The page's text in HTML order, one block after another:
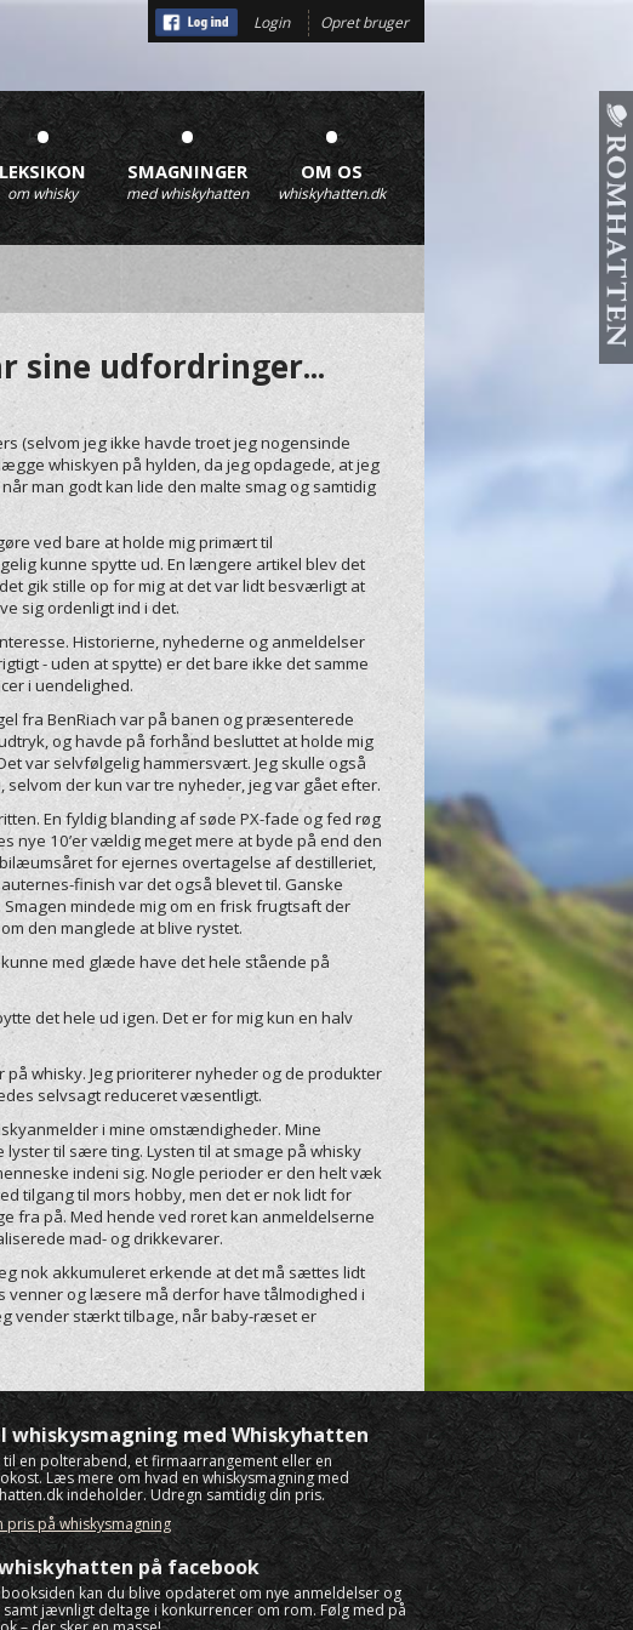
Login Opret bruger
•
LEKSIKON
om whisky
•
SMAGNINGER
med whiskyhatten
•
OM OS
whiskyhatten.dk
sine udfordringer...
(selvom jeg ikke havde troet jeg nogensinde
whiskyen på hylden, da jeg opdagede, at jeg
man godt kan lide den malte smag og samtidig
ved bare at holde mig primært til
kunne spytte ud. En længere artikel blev det
gik stille op for mig at det var lidt besværligt at
sig ordenligt ind i det.
Historierne, nyhederne og anmeldelser
- uden at spytte) er det bare ikke det samme
i uendelighed.
fra BenRiach var på banen og præsenterede
og havde på forhånd besluttet at holde mig
var selvfølgelig hammersvært. Jeg skulle også
selvom der kun var tre nyheder, jeg var gået efter.
En fyldig blanding af søde PX-fade og fed røg
nye 10’er vældig meget mere at byde på end den
for ejernes overtagelse af destilleriet,
finish var det også blevet til. Ganske
mindede mig om en frisk frugtsaft der
den manglede at blive rystet.
med glæde have det hele stående på
det hele ud igen. Det er for mig kun en halv
whisky. Jeg prioriterer nyheder og de produkter
selvsagt reduceret væsentligt.
i mine omstændigheder. Mine
til sære ting. Lysten til at smage på whisky
indeni sig. Nogle perioder er den helt væk
tilgang til mors hobby, men det er nok lidt for
fra på. Med hende ved roret kan anmeldelserne
mad- og drikkevarer.
nok akkumuleret erkende at det må sættes lidt
venner og læsere må derfor have tålmodighed i
vender stærkt tilbage, når baby-ræset er
whiskysmagning med Whiskyhatten
til en polterabend, et firmaarrangement eller en
Læs mere om hvad en whiskysmagning med
indeholder. Udregn samtidig din pris.
pris på whiskysmagning
på facebook
kan du blive opdateret om nye anmeldelser og
samt jævnligt deltage i konkurrencer om rom. Følg med på